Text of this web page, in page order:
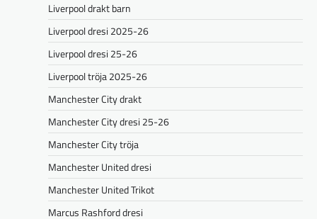
Liverpool drakt barn
Liverpool dresi 2025-26
Liverpool dresi 25-26
Liverpool tröja 2025-26
Manchester City drakt
Manchester City dresi 25-26
Manchester City tröja
Manchester United dresi
Manchester United Trikot
Marcus Rashford dresi